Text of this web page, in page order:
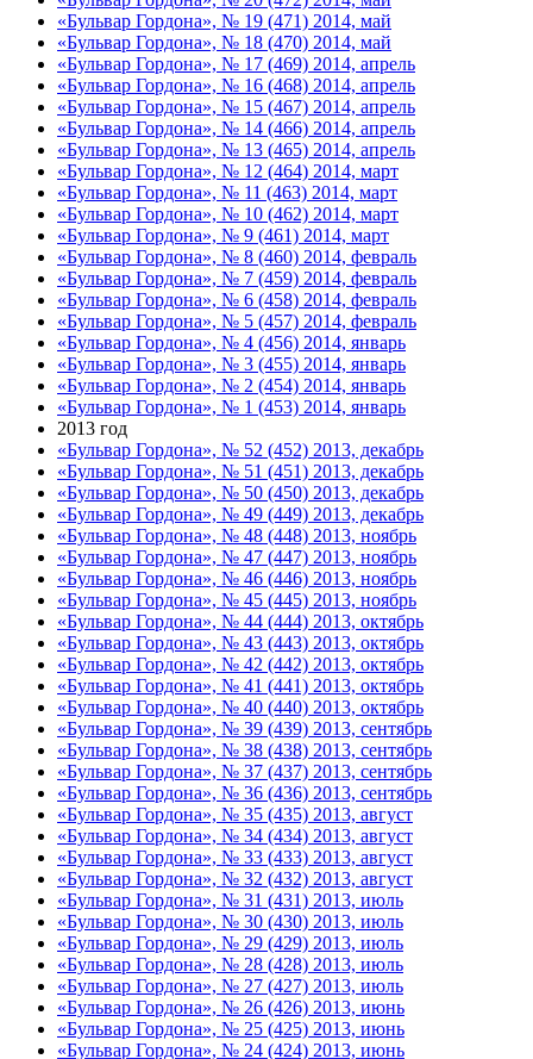
«Бульвар Гордона», № 19 (471) 2014, май
«Бульвар Гордона», № 18 (470) 2014, май
«Бульвар Гордона», № 17 (469) 2014, апрель
«Бульвар Гордона», № 16 (468) 2014, апрель
«Бульвар Гордона», № 15 (467) 2014, апрель
«Бульвар Гордона», № 14 (466) 2014, апрель
«Бульвар Гордона», № 13 (465) 2014, апрель
«Бульвар Гордона», № 12 (464) 2014, март
«Бульвар Гордона», № 11 (463) 2014, март
«Бульвар Гордона», № 10 (462) 2014, март
«Бульвар Гордона», № 9 (461) 2014, март
«Бульвар Гордона», № 8 (460) 2014, февраль
«Бульвар Гордона», № 7 (459) 2014, февраль
«Бульвар Гордона», № 6 (458) 2014, февраль
«Бульвар Гордона», № 5 (457) 2014, февраль
«Бульвар Гордона», № 4 (456) 2014, январь
«Бульвар Гордона», № 3 (455) 2014, январь
«Бульвар Гордона», № 2 (454) 2014, январь
«Бульвар Гордона», № 1 (453) 2014, январь
2013 год
«Бульвар Гордона», № 52 (452) 2013, декабрь
«Бульвар Гордона», № 51 (451) 2013, декабрь
«Бульвар Гордона», № 50 (450) 2013, декабрь
«Бульвар Гордона», № 49 (449) 2013, декабрь
«Бульвар Гордона», № 48 (448) 2013, ноябрь
«Бульвар Гордона», № 47 (447) 2013, ноябрь
«Бульвар Гордона», № 46 (446) 2013, ноябрь
«Бульвар Гордона», № 45 (445) 2013, ноябрь
«Бульвар Гордона», № 44 (444) 2013, октябрь
«Бульвар Гордона», № 43 (443) 2013, октябрь
«Бульвар Гордона», № 42 (442) 2013, октябрь
«Бульвар Гордона», № 41 (441) 2013, октябрь
«Бульвар Гордона», № 40 (440) 2013, октябрь
«Бульвар Гордона», № 39 (439) 2013, сентябрь
«Бульвар Гордона», № 38 (438) 2013, сентябрь
«Бульвар Гордона», № 37 (437) 2013, сентябрь
«Бульвар Гордона», № 36 (436) 2013, сентябрь
«Бульвар Гордона», № 35 (435) 2013, август
«Бульвар Гордона», № 34 (434) 2013, август
«Бульвар Гордона», № 33 (433) 2013, август
«Бульвар Гордона», № 32 (432) 2013, август
«Бульвар Гордона», № 31 (431) 2013, июль
«Бульвар Гордона», № 30 (430) 2013, июль
«Бульвар Гордона», № 29 (429) 2013, июль
«Бульвар Гордона», № 28 (428) 2013, июль
«Бульвар Гордона», № 27 (427) 2013, июль
«Бульвар Гордона», № 26 (426) 2013, июнь
«Бульвар Гордона», № 25 (425) 2013, июнь
«Бульвар Гордона», № 24 (424) 2013, июнь